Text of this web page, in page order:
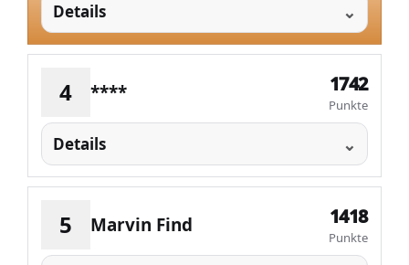
Details
4 **** 1742
Punkte
Details
5 Marvin Find 1418
Punkte